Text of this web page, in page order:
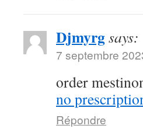
Djmyrgsays:
7 septembre
order
no
Répondre